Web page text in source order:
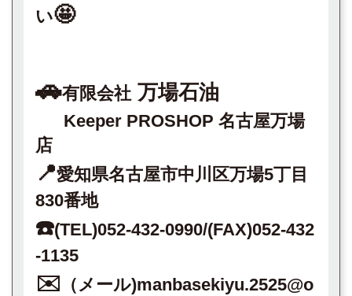
い🤩
🚗有限会社 万場石油
Keeper PROSHOP 名古屋万場
店
📍愛知県名古屋市中川区万場5丁目
830番地
☎️(TEL)052-432-0990/(FAX)052-432
-1135
✉️ （メール)manbasekiyu.2525@o